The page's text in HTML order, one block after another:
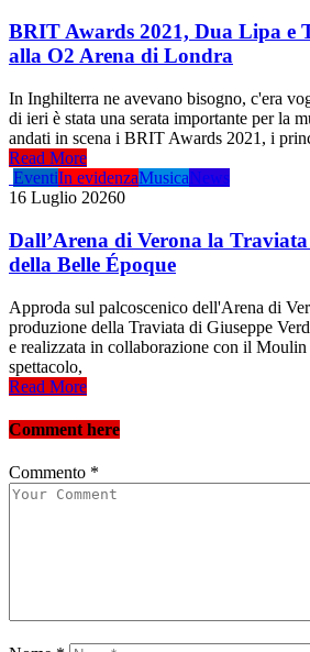
BRIT Awards 2021, Dua Lipa e
alla O2 Arena di Londra
In Inghilterra ne avevano bisogno, c'era
di ieri è stata una serata importante per la
andati in scena i BRIT Awards 2021, i
Read More
EventiIn evidenzaMusicaNews
16 Luglio 20260
Dall’Arena di Verona la
della Belle Époque
Approda sul palcoscenico dell'Arena di
produzione della Traviata di Giuseppe
e realizzata in collaborazione con il
spettacolo,
Read More
Comment here
Commento *